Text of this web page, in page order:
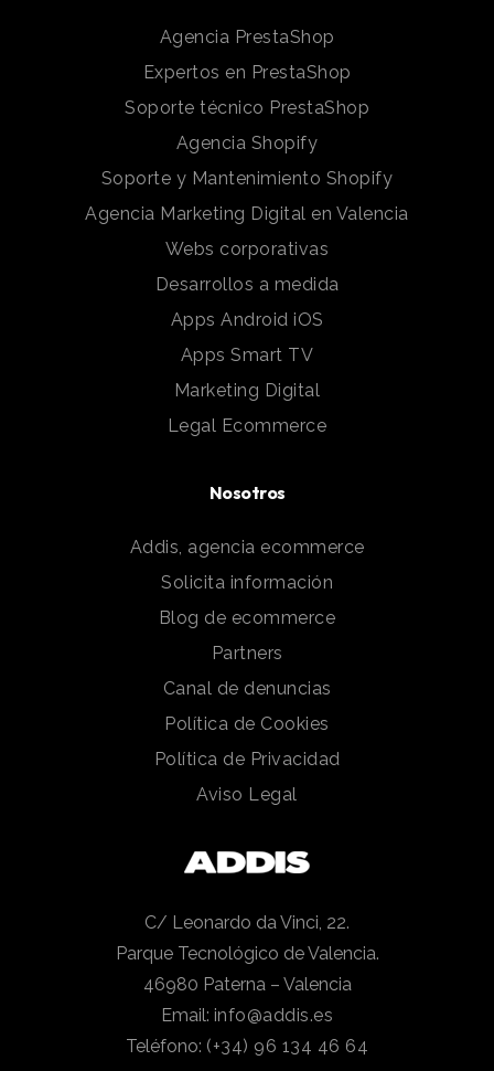
Agencia PrestaShop
Expertos en PrestaShop
Soporte técnico PrestaShop
Agencia Shopify
Soporte y Mantenimiento Shopify
Agencia Marketing Digital en Valencia
Webs corporativas
Desarrollos a medida
Apps Android iOS
Apps Smart TV
Marketing Digital
Legal Ecommerce
Nosotros
Addis, agencia ecommerce
Solicita información
Blog de ecommerce
Partners
Canal de denuncias
Política de Cookies
Política de Privacidad
Aviso Legal
C/ Leonardo da Vinci, 22.
Parque Tecnológico de Valencia.
46980 Paterna – Valencia
Email: info@addis.es
Teléfono: (+34) 96 134 46 64